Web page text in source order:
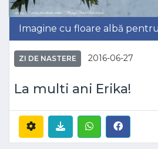
Imagine cu floare albă
ZI DE NASTERE 2016-06-27
La multi ani Erika!